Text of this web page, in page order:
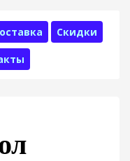
Скидки